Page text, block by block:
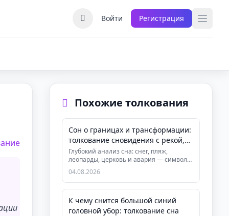
Войти Регистрация
Похожие толкования
Сон о границах и трансформации:
толкование сновидения с рекой,
леопардами и ц...
Глубокий анализ сна: снег, пляж,
леопарды, церковь и авария — символы
установления границ, принятия ...
04.08.2026
К чему снится большой синий
головной убор: толкование сна